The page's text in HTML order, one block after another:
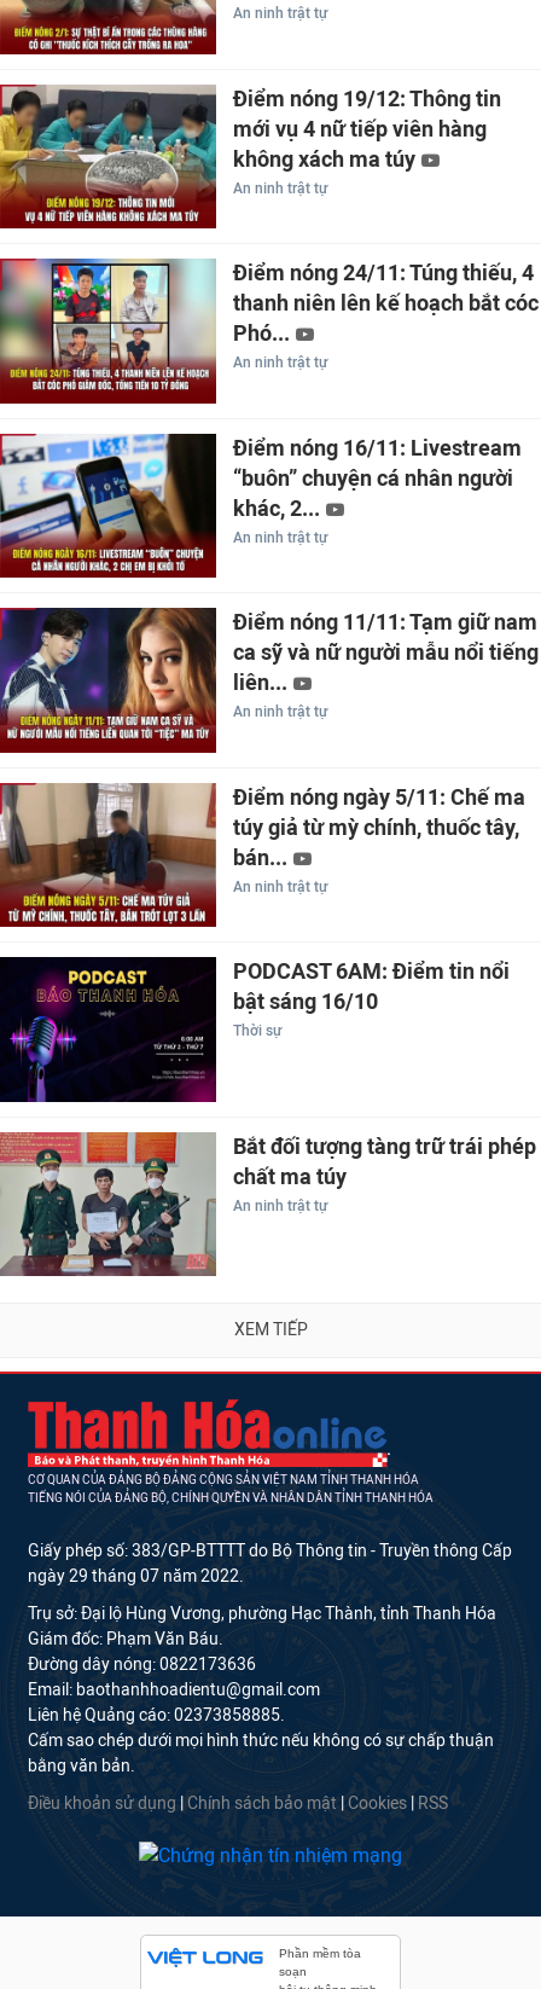
An ninh trật tự
Điểm nóng 19/12: Thông tin
mới vụ 4 nữ tiếp viên hàng
không xách ma túy
An ninh trật tự
Điểm nóng 24/11: Túng thiếu, 4
thanh niên lên kế hoạch bắt cóc
Phó...
An ninh trật tự
Điểm nóng 16/11: Livestream
“buôn” chuyện cá nhân người
khác, 2...
An ninh trật tự
Điểm nóng 11/11: Tạm giữ nam
ca sỹ và nữ người mẫu nổi tiếng
liên...
An ninh trật tự
Điểm nóng ngày 5/11: Chế ma
túy giả từ mỳ chính, thuốc tây,
bán...
An ninh trật tự
PODCAST 6AM: Điểm tin nổi
bật sáng 16/10
Thời sự
Bắt đối tượng tàng trữ trái phép
chất ma túy
An ninh trật tự
XEM TIẾP
CƠ QUAN CỦA ĐẢNG BỘ ĐẢNG CỘNG SẢN VIỆT NAM TỈNH THANH HÓA
TIẾNG NÓI CỦA ĐẢNG BỘ, CHÍNH QUYỀN VÀ NHÂN DÂN TỈNH THANH HÓA
Giấy phép số: 383/GP-BTTTT do Bộ Thông tin - Truyền thông Cấp
ngày 29 tháng 07 năm 2022.
Trụ sở: Đại lộ Hùng Vương, phường Hạc Thành, tỉnh Thanh Hóa
Giám đốc: Phạm Văn Báu.
Đường dây nóng: 0822173636
Email: baothanhhoadientu@gmail.com
Liên hệ Quảng cáo: 02373858885.
Cấm sao chép dưới mọi hình thức nếu không có sự chấp thuận
bằng văn bản.
Điều khoản sử dụng Chính sách bảo mật Cookies RSS
Phần mềm tòa
soạn